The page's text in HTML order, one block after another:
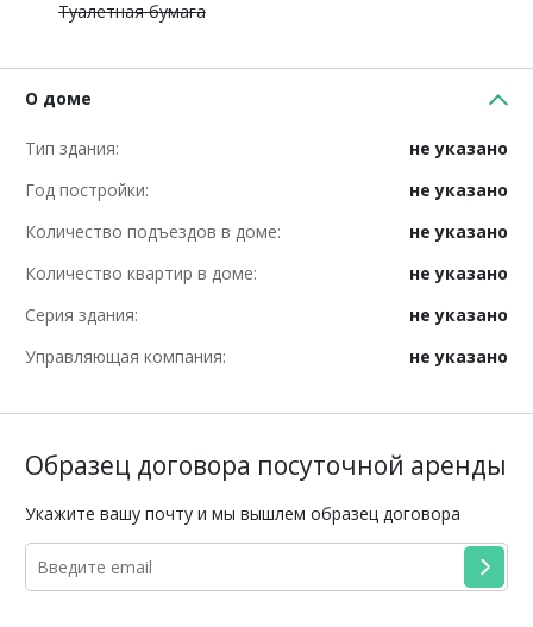
Туалетная бумага
О доме
Тип здания:
не указано
Год постройки:
не указано
Количество подъездов в доме:
не указано
Количество квартир в доме:
не указано
Серия здания:
не указано
Управляющая компания:
не указано
Образец договора посуточной аренды
Укажите вашу почту и мы вышлем образец договора